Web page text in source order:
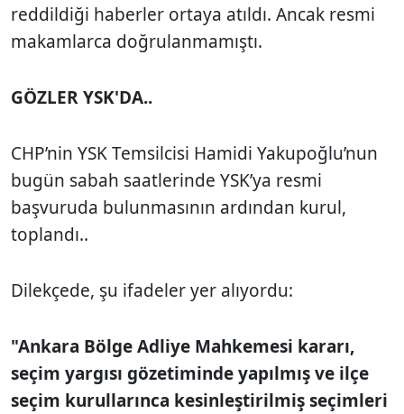
reddildiği haberler ortaya atıldı. Ancak resmi
makamlarca doğrulanmamıştı.
GÖZLER YSK'DA..
CHP’nin YSK Temsilcisi Hamidi Yakupoğlu’nun
bugün sabah saatlerinde YSK’ya resmi
başvuruda bulunmasının ardından kurul,
toplandı..
Dilekçede, şu ifadeler yer alıyordu:
"Ankara Bölge Adliye Mahkemesi kararı,
seçim yargısı gözetiminde yapılmış ve ilçe
seçim kurullarınca kesinleştirilmiş seçimleri